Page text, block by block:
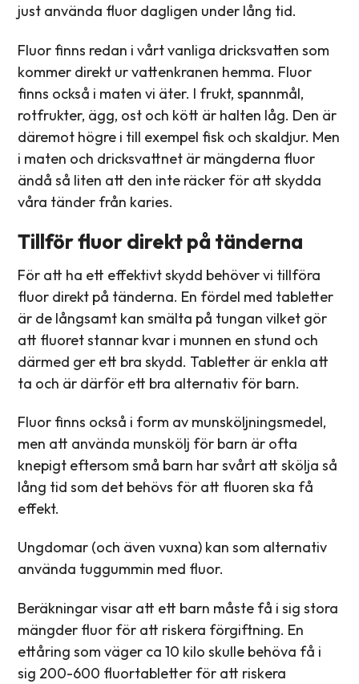
just använda fluor dagligen under lång tid.
Fluor finns redan i vårt vanliga dricksvatten som
kommer direkt ur vattenkranen hemma. Fluor
finns också i maten vi äter. I frukt, spannmål,
rotfrukter, ägg, ost och kött är halten låg. Den är
däremot högre i till exempel fisk och skaldjur. Men
i maten och dricksvattnet är mängderna fluor
ändå så liten att den inte räcker för att skydda
våra tänder från karies.
Tillför fluor direkt på tänderna
För att ha ett effektivt skydd behöver vi tillföra
fluor direkt på tänderna. En fördel med tabletter
är de långsamt kan smälta på tungan vilket gör
att fluoret stannar kvar i munnen en stund och
därmed ger ett bra skydd. Tabletter är enkla att
ta och är därför ett bra alternativ för barn.
Fluor finns också i form av munsköljningsmedel,
men att använda munskölj för barn är ofta
knepigt eftersom små barn har svårt att skölja så
lång tid som det behövs för att fluoren ska få
effekt.
Ungdomar (och även vuxna) kan som alternativ
använda tuggummin med fluor.
Beräkningar visar att ett barn måste få i sig stora
mängder fluor för att riskera förgiftning. En
ettåring som väger ca 10 kilo skulle behöva få i
sig 200-600 fluortabletter för att riskera